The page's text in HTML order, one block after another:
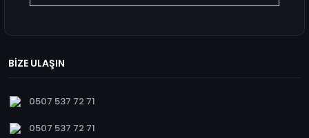
BİZE ULAŞIN
0507 537 72 71
0507 537 72 71